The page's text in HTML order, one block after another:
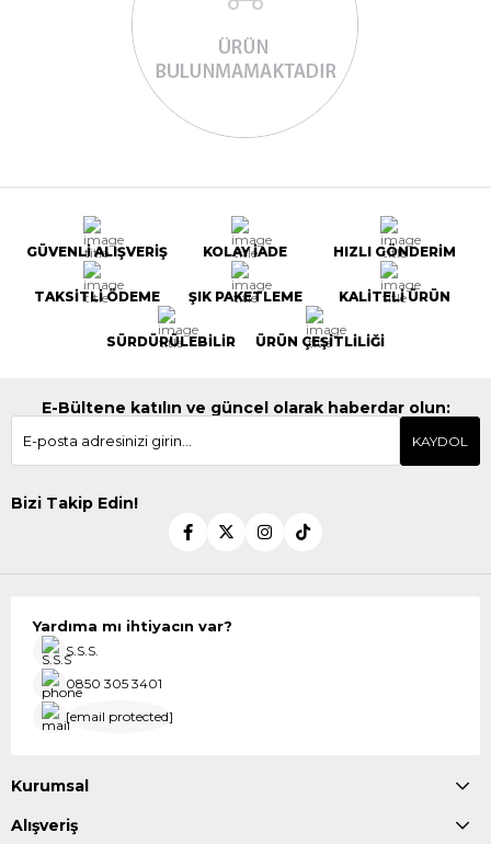
GÜVENLİ ALIŞVERİŞ KOLAY İADE HIZLI GÖNDERİM
TAKSİTLİ ÖDEME ŞIK PAKETLEME KALİTELİ ÜRÜN
SÜRDÜRÜLEBİLİR ÜRÜN ÇEŞİTLİLİĞİ
E-Bültene katılın ve güncel olarak haberdar olun:
KAYDOL
Bizi Takip Edin!
Yardıma mı ihtiyacın var?
S.S.S.
0850 305 3401
[email protected]
Kurumsal
Alışveriş